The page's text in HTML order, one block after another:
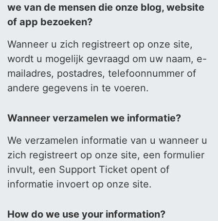
we van de mensen die onze blog, website
of app bezoeken?
Wanneer u zich registreert op onze site,
wordt u mogelijk gevraagd om uw naam, e-
mailadres, postadres, telefoonnummer of
andere gegevens in te voeren.
Wanneer verzamelen we informatie?
We verzamelen informatie van u wanneer u
zich registreert op onze site, een formulier
invult, een Support Ticket opent of
informatie invoert op onze site.
How do we use your information?